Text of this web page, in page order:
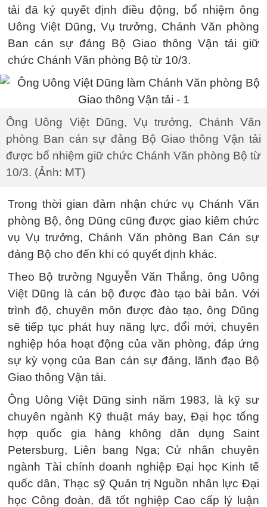
tải đã ký quyết định điều động, bổ nhiệm ông
Uông Việt Dũng, Vụ trưởng, Chánh Văn phòng
Ban cán sự đảng Bộ Giao thông Vận tải giữ
chức Chánh Văn phòng Bộ từ 10/3.
Ông Uông Việt Dũng, Vụ trưởng, Chánh Văn
phòng Ban cán sự đảng Bộ Giao thông Vận tải
được bổ nhiệm giữ chức Chánh Văn phòng Bộ từ
10/3. (Ảnh: MT)
Trong thời gian đảm nhận chức vụ Chánh Văn
phòng Bộ, ông Dũng cũng được giao kiêm chức
vụ Vụ trưởng, Chánh Văn phòng Ban Cán sự
đảng Bộ cho đến khi có quyết định khác.
Theo Bộ trưởng Nguyễn Văn Thắng, ông Uông
Việt Dũng là cán bộ được đào tạo bài bản. Với
trình độ, chuyên môn được đào tạo, ông Dũng
sẽ tiếp tục phát huy năng lực, đổi mới, chuyên
nghiệp hóa hoạt động của văn phòng, đáp ứng
sự kỳ vọng của Ban cán sự đảng, lãnh đạo Bộ
Giao thông Vận tải.
Ông Uông Việt Dũng sinh năm 1983, là kỹ sư
chuyên ngành Kỹ thuật máy bay, Đại học tổng
hợp quốc gia hàng không dân dụng Saint
Petersburg, Liên bang Nga; Cử nhân chuyên
ngành Tài chính doanh nghiệp Đại học Kinh tế
quốc dân, Thạc sỹ Quản trị Nguồn nhân lực Đại
học Công đoàn, đã tốt nghiệp Cao cấp lý luận